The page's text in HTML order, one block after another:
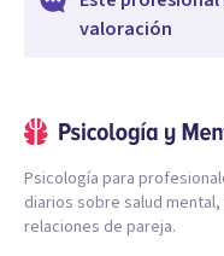
valoración
Psicología para
diarios sobre salud
relaciones de pareja.